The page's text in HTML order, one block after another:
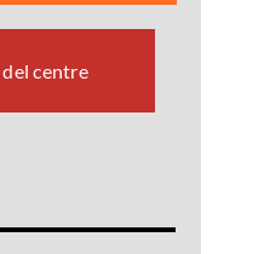
del centre